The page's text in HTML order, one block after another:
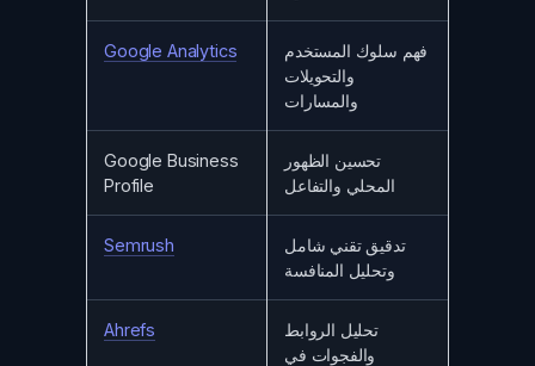
Google Analytics
فهم سلوك المستخدم
والتحويلات
والمسارات
Google Business
Profile
تحسين الظهور
المحلي والتفاعل
Semrush
تدقيق تقني شامل
وتحليل المنافسة
Ahrefs
تحليل الروابط
والفجوات في